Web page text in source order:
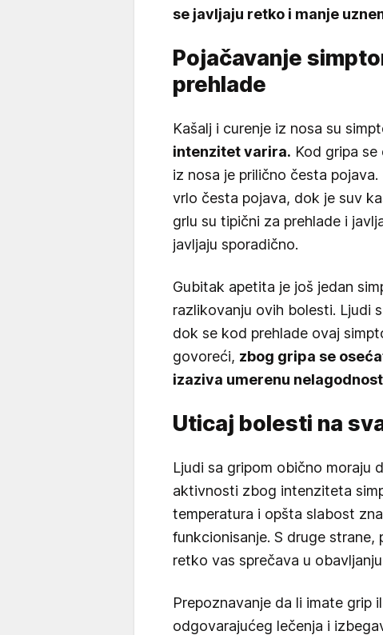
se javljaju retko i manje
Pojačavanje
prehlade
Kašalj i curenje iz nosa su
intenzitet varira. Kod gripa
iz nosa je prilično česta
vrlo česta pojava, dok je suv
grlu su tipični za prehlade i
javljaju sporadično.
Gubitak apetita je još jedan
razlikovanju ovih bolesti. Ljudi
dok se kod prehlade ovaj
govoreći, zbog gripa se
izaziva umerenu
Uticaj bolesti na
Ljudi sa gripom obično moraju
aktivnosti zbog intenziteta
temperatura i opšta slabost
funkcionisanje. S druge
retko vas sprečava u
Prepoznavanje da li imate grip
odgovarajućeg lečenja i